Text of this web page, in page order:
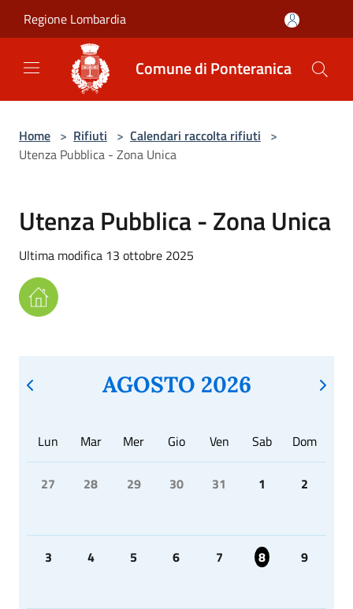
Regione Lombardia
Comune di Ponteranica
Home > Rifiuti > Calendari raccolta rifiuti >
Utenza Pubblica - Zona Unica
Utenza Pubblica - Zona Unica
Ultima modifica 13 ottobre 2025
AGOSTO 2026
Lun Mar Mer Gio Ven Sab Dom
27 28 29 30 31 1 2
3 4 5 6 7 8 9